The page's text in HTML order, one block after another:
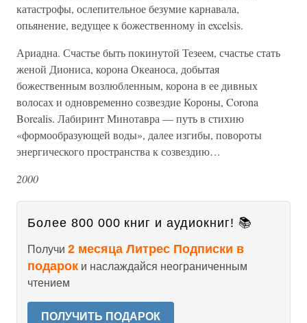
катастрофы, ослепительное безумие карнавала,
опьянение, ведущее к божественному in excelsis.
Ариадна. Счастье быть покинутой Тезеем, счастье стать
женой Диониса, корона Океаноса, добытая
божественным возлюбленным, корона в ее дивных
волосах и одновременно созвездие Короны, Corona
Borealis. Лабиринт Минотавра — путь в стихию
«формообразующей воды», далее изгибы, повороты
энергического пространства к созвездию…
2000
Более 800 000 книг и аудиокниг! 📚
Получи 2 месяца Литрес Подписки в
подарок и наслаждайся неограниченным
чтением
ПОЛУЧИТЬ ПОДАРОК